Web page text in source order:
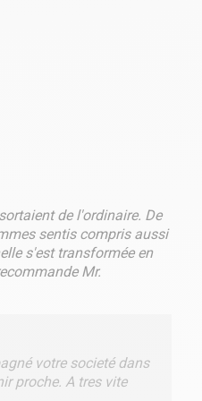
de l'ordinaire. De
sentis compris aussi
s'est transformée en
Mr.
votre societé dans
proche. A tres vite